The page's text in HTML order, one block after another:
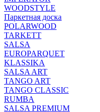
WOODSTYLE
Паркетная доска
POLARWOOD
TARKETT
SALSA
EUROPARQUET
KLASSIKA
SALSA ART
TANGO ART
TANGO CLASSIC
RUMBA
SALSA PREMIUM